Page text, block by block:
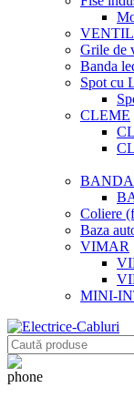
Grile de
Banda
Spot cu
CLEME
BANDA
Coliere
Baza
VIMAR
MINI-